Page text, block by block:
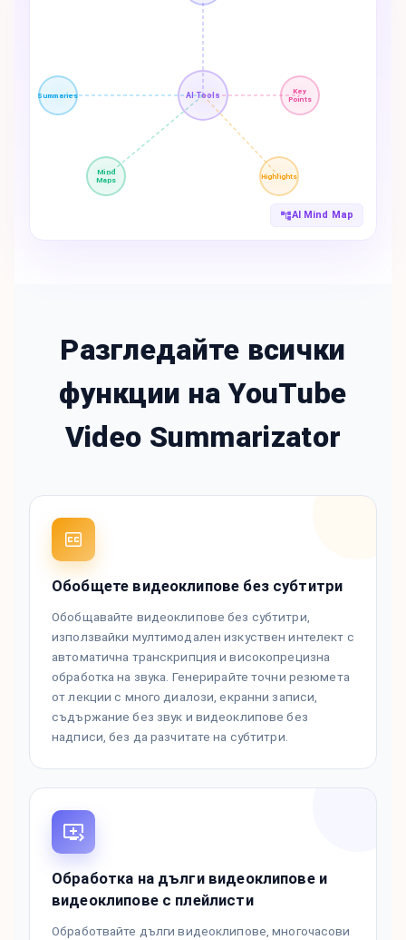
AI Tools
Summaries
Key
Points
Mind
Maps
Highlights
AI Mind Map
Разгледайте всички
функции на YouTube
Video Summarizator
Обобщете видеоклипове без субтитри
Обобщавайте видеоклипове без субтитри,
използвайки мултимодален изкуствен интелект с
автоматична транскрипция и високопрецизна
обработка на звука. Генерирайте точни резюмета
от лекции с много диалози, екранни записи,
съдържание без звук и видеоклипове без
надписи, без да разчитате на субтитри.
Обработка на дълги видеоклипове и
видеоклипове с плейлисти
Обработвайте дълги видеоклипове, многочасови